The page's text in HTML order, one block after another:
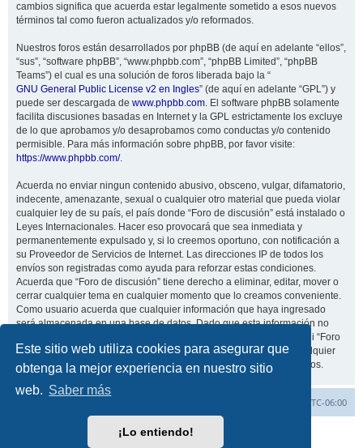
Este sitio web utiliza cookies para asegurar que
obtenga la mejor experiencia en nuestro sitio
web. Saber más
¡Lo entiendo!
cambios significa que acuerda estar legalmente sometido a esos nuevos
términos tal como fueron actualizados y/o reformados.
Nuestros foros están desarrollados por phpBB (de aquí en adelante “ellos”,
“sus”, “software phpBB”, “www.phpbb.com”, “phpBB Limited”, “phpBB
Teams”) el cual es una solución de foros liberada bajo la “
GNU General Public License v2 en Ingles” (de aquí en adelante “GPL”) y
puede ser descargada de www.phpbb.com. El software phpBB solamente
facilita discusiones basadas en Internet y la GPL estrictamente los excluye
de lo que aprobamos y/o desaprobamos como conductas y/o contenido
permisible. Para más información sobre phpBB, por favor visite:
https://www.phpbb.com/.
Acuerda no enviar ningun contenido abusivo, obsceno, vulgar, difamatorio,
indecente, amenazante, sexual o cualquier otro material que pueda violar
cualquier ley de su país, el país donde “Foro de discusión” está instalado o
Leyes Internacionales. Hacer eso provocará que sea inmediata y
permanentemente expulsado y, si lo creemos oportuno, con notificación a
su Proveedor de Servicios de Internet. Las direcciones IP de todos los
envíos son registradas como ayuda para reforzar estas condiciones.
Acuerda que “Foro de discusión” tiene derecho a eliminar, editar, mover o
cerrar cualquier tema en cualquier momento que lo creamos conveniente.
Como usuario acuerda que cualquier información que haya ingresado
será almacenada en una base de datos. Dado que esta información no
será compartida con ninguna tercera parte sin su consentimiento, ni “Foro
de discusión” ni phpBB podrán considerarse responsables por cualquier
intento de hacking que conlleve a que los datos sean comprometidos.
UTC-06:00
Desarrollado porphpBB® Forum Software © phpBB Limited